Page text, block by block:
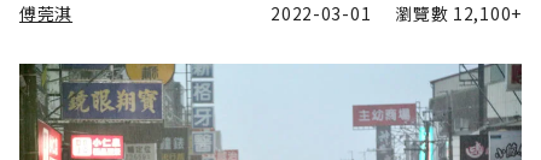
傅莞淇 2022-03-01 瀏覽數 12,100+